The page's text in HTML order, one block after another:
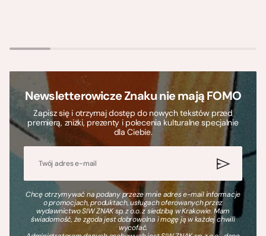
Newsletterowicze Znaku nie mają FOMO
Zapisz się i otrzymaj dostęp do nowych tekstów przed
premierą, zniżki, prezenty i polecenia kulturalne specjalnie
dla Ciebie.
Chcę otrzymywać na podany przeze mnie adres e-mail informacje
o promocjach, produktach, usługach oferowanych przez
wydawnictwo SIW ZNAK sp. z o.o. z siedzibą w Krakowie. Mam
świadomość, że zgoda jest dobrowolna i mogę ją w każdej chwili
wycofać.